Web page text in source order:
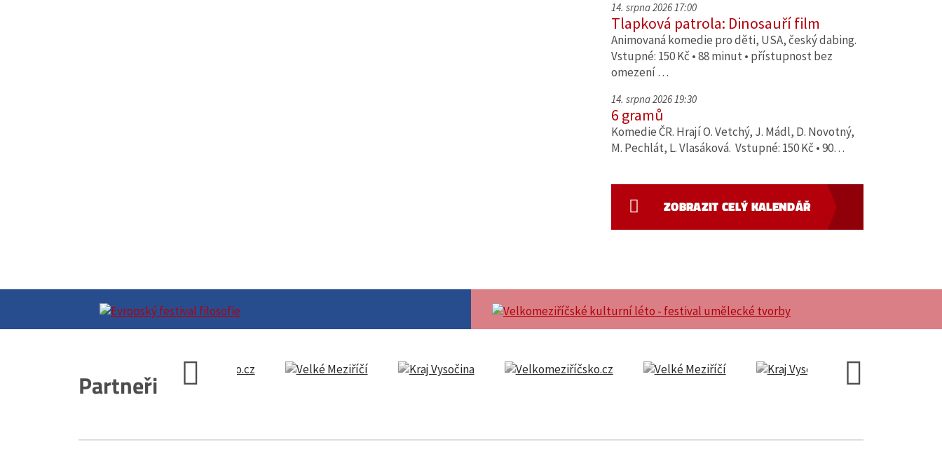
14. srpna 2026 17:00
Tlapková patrola: Dinosauří film
Animovaná komedie pro děti, USA, český dabing.
Vstupné: 150 Kč • 88 minut • přístupnost bez
omezení …
14. srpna 2026 19:30
6 gramů
Komedie ČR. Hrají O. Vetchý, J. Mádl, D. Novotný,
M. Pechlát, L. Vlasáková. Vstupné: 150 Kč • 90…
ZOBRAZIT CELÝ KALENDÁŘ
Partneři